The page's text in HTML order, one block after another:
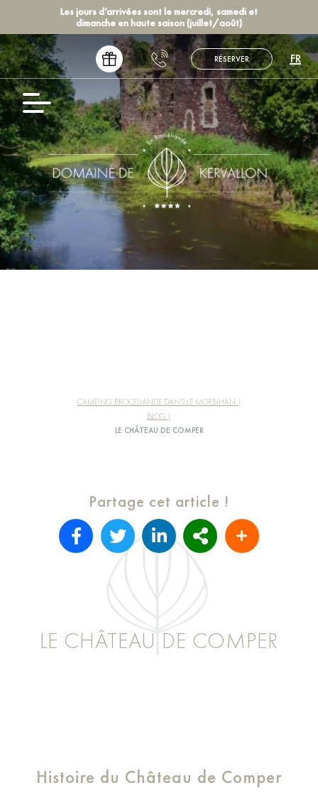
Les jours d’arrivées sont le mercredi, samedi et
dimanche en haute saison (juillet/août)
RÉSERVER FR
CAMPING BROCELIANDE DANS LE MORBIHAN
BLOG
LE CHÂTEAU DE COMPER
Partage cet article !
LE CHÂTEAU DE COMPER
Histoire du Château de Comper